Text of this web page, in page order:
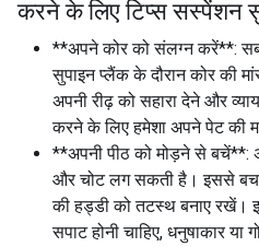
करने के लिए टिप्स सस्पेंशन
**अपने कोर को संलग्न करें**:
सुपाइन प्लैंक के दौरान कोर की
अपनी रीढ़ को सहारा देने और
करने के लिए हमेशा अपने पेट की
**अपनी पीठ को मोड़ने से बचें**:
और चोट लग सकती है। इससे
की हड्डी को तटस्थ बनाए रखें।
सपाट होनी चाहिए, धनुषाकार या